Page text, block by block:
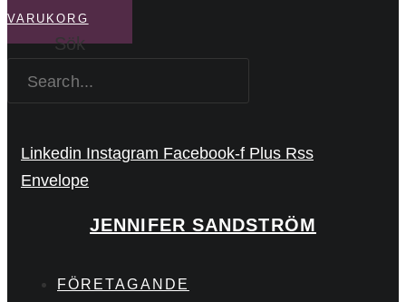
VARUKORG
Sök
Linkedin Instagram Facebook-f Plus Rss
Envelope
JENNIFER SANDSTRÖM
FÖRETAGANDE